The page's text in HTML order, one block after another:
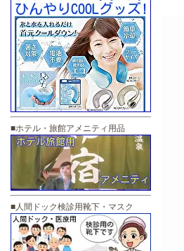
■ホテル・旅館アメニティ用品
■人間ドック検診用靴下・マスク